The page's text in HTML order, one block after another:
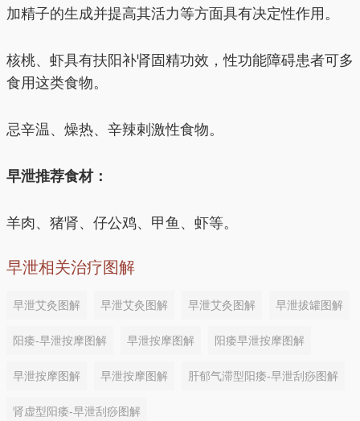
加精子的生成并提高其活力等方面具有决定性作用。
核桃、虾具有扶阳补肾固精功效，性功能障碍患者可多
食用这类食物。
忌辛温、燥热、辛辣剌激性食物。
早泄推荐食材：
羊肉、猪肾、仔公鸡、甲鱼、虾等。
早泄相关治疗图解
早泄艾灸图解 早泄艾灸图解 早泄艾灸图解 早泄拔罐图解
阳痿-早泄按摩图解 早泄按摩图解 阳痿早泄按摩图解
早泄按摩图解 早泄按摩图解 肝郁气滞型阳痿-早泄刮痧图解
肾虚型阳痿-早泄刮痧图解